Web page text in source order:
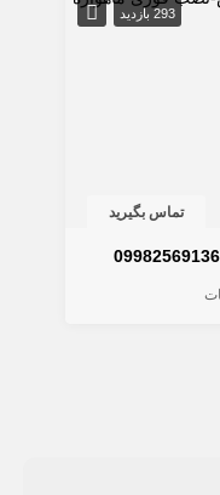
293 بازدید
تماس بگیرید